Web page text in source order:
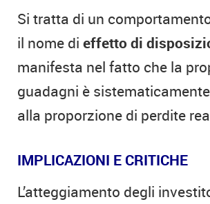
Si tratta di un
il nome di effetto di
manifesta nel fatto che la
guadagni è
alla proporzione di perdite
IMPLICAZIONI E CRITICHE
L’atteggiamento degli